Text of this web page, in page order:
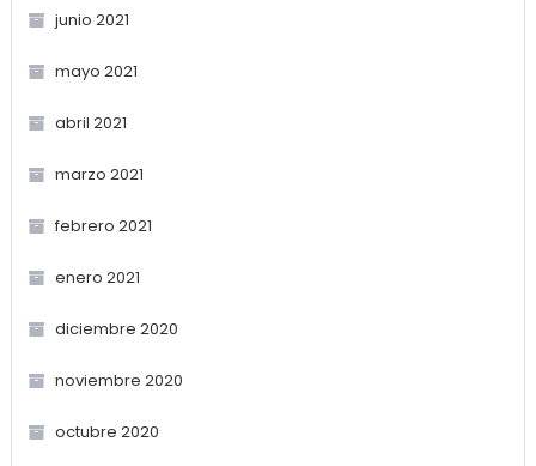
junio 2021
mayo 2021
abril 2021
marzo 2021
febrero 2021
enero 2021
diciembre 2020
noviembre 2020
octubre 2020